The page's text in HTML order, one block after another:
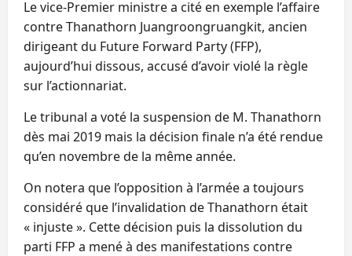
Le vice-Premier ministre a cité en exemple l’affaire
contre Thanathorn Juangroongruangkit, ancien
dirigeant du Future Forward Party (FFP),
aujourd’hui dissous, accusé d’avoir violé la règle
sur l’actionnariat.
Le tribunal a voté la suspension de M. Thanathorn
dès mai 2019 mais la décision finale n’a été rendue
qu’en novembre de la même année.
On notera que l’opposition à l’armée a toujours
considéré que l’invalidation de Thanathorn était
« injuste ». Cette décision puis la dissolution du
parti FFP a mené à des manifestations contre